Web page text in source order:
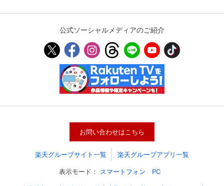
会員設定 会員情報 閉じる
基本情報、本人連絡先、パスワード 、クレ
ジットカード情報の変更が可能です。
公式ソーシャルメディアのご紹介
お問い合わせはこちら
楽天グループサイト一覧 楽天グループアプリ一覧
表示モード： スマートフォン PC